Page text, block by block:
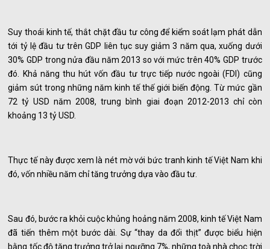
Suy thoái kinh tế, thắt chặt đầu tư công để kiểm soát lạm phát dẫn
tới tỷ lệ đầu tư trên GDP liên tục suy giảm 3 năm qua, xuống dưới
30% GDP trong nửa đầu năm 2013 so với mức trên 40% GDP trước
đó. Khả năng thu hút vốn đầu tư trực tiếp nước ngoài (FDI) cũng
giảm sút trong những năm kinh tế thế giới biến động. Từ mức gần
72 tỷ USD năm 2008, trung bình giai đoạn 2012-2013 chỉ còn
khoảng 13 tỷ USD.
Thực tế này được xem là nét mờ với bức tranh kinh tế Việt Nam khi
đó, vốn nhiều năm chỉ tăng trưởng dựa vào đầu tư.
Sau đó, bước ra khỏi cuộc khủng hoảng năm 2008, kinh tế Việt Nam
đã tiến thêm một bước dài. Sự “thay da đổi thịt” được biểu hiện
bằng tốc độ tăng trưởng trở lại ngưỡng 7%, những toà nhà chọc trời